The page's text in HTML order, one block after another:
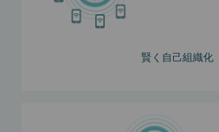
賢く自己組織化